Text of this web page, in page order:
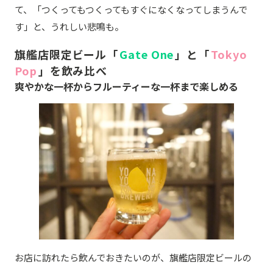
て、「つくってもつくってもすぐになくなってしまうんで
す」と、うれしい悲鳴も。
旗艦店限定ビール「Gate One 」と「Tokyo
Pop 」を飲み比べ
爽やかな一杯からフルーティーな一杯まで楽しめる
お店に訪れたら飲んでおきたいのが、旗艦店限定ビールの